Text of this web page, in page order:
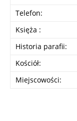
Telefon:
Księża :
Historia parafii:
Kościół:
Miejscowości: